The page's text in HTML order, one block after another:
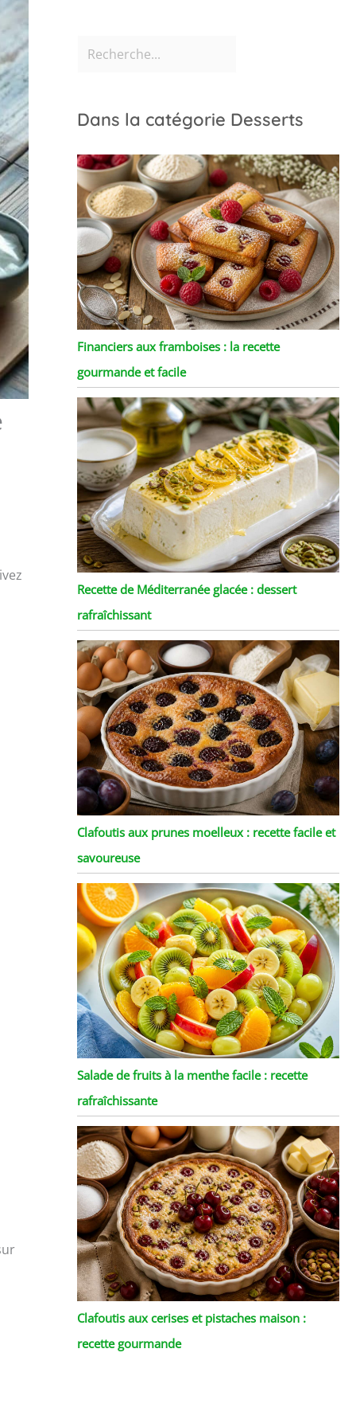
Dans la catégorie Desserts
Financiers aux framboises : la recette
gourmande et facile
Recette de Méditerranée glacée : dessert
rafraîchissant
Clafoutis aux prunes moelleux : recette facile et
savoureuse
Salade de fruits à la menthe facile : recette
rafraîchissante
Clafoutis aux cerises et pistaches maison :
recette gourmande